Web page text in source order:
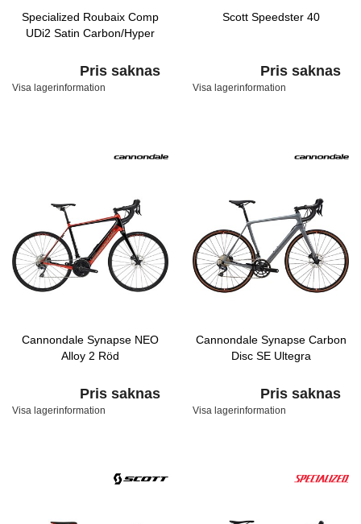
Specialized Roubaix Comp
UDi2 Satin Carbon/Hyper
Pris saknas
Visa lagerinformation
Scott Speedster 40
Pris saknas
Visa lagerinformation
Cannondale Synapse NEO
Alloy 2 Röd
Pris saknas
Visa lagerinformation
Cannondale Synapse Carbon
Disc SE Ultegra
Pris saknas
Visa lagerinformation